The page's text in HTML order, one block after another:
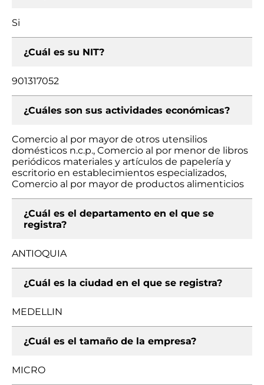
Si
¿Cuál es su NIT?
901317052
¿Cuáles son sus actividades económicas?
Comercio al por mayor de otros utensilios
domésticos n.c.p., Comercio al por menor de libros
periódicos materiales y artículos de papelería y
escritorio en establecimientos especializados,
Comercio al por mayor de productos alimenticios
¿Cuál es el departamento en el que se
registra?
ANTIOQUIA
¿Cuál es la ciudad en el que se registra?
MEDELLIN
¿Cuál es el tamaño de la empresa?
MICRO